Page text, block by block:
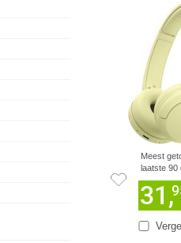
Meest
laatste 90
31,